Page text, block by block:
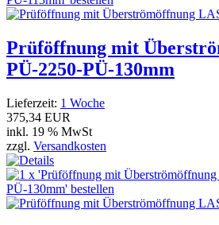
Prüföffnung mit
PÜ-2250-PÜ-130mm
Lieferzeit: 1 Woche
375,34 EUR
inkl. 19 % MwSt
zzgl. Versandkosten